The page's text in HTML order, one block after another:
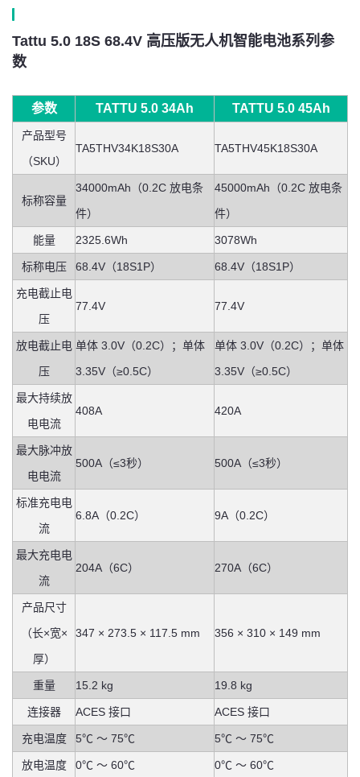
Tattu 5.0 18S 68.4V 高压版无人机智能电池系列参
数
参数 TATTU 5.0 34Ah TATTU 5.0 45Ah
产品型号
（SKU）
TA5THV34K18S30A TA5THV45K18S30A
标称容量
34000mAh（0.2C 放电条
件）
45000mAh（0.2C 放电条
件）
能量 2325.6Wh 3078Wh
标称电压 68.4V（18S1P） 68.4V（18S1P）
充电截止电
压
77.4V 77.4V
放电截止电
压
单体 3.0V（0.2C）；单体
3.35V（≥0.5C）
单体 3.0V（0.2C）；单体
3.35V（≥0.5C）
最大持续放
电电流
408A 420A
最大脉冲放
电电流
500A（≤3秒） 500A（≤3秒）
标准充电电
流
6.8A（0.2C） 9A（0.2C）
最大充电电
流
204A（6C） 270A（6C）
产品尺寸
（长×宽×
厚）
347 × 273.5 × 117.5 mm 356 × 310 × 149 mm
重量 15.2 kg 19.8 kg
连接器 ACES 接口 ACES 接口
充电温度 5℃ ～ 75℃ 5℃ ～ 75℃
放电温度 0℃ ～ 60℃ 0℃ ～ 60℃